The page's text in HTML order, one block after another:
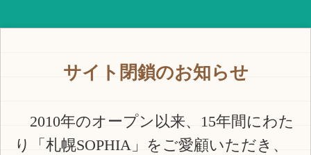
サイト閉鎖のお知らせ
2010年のオープン以来、15年間にわた
り「札幌SOPHIA」をご愛顧いただき、